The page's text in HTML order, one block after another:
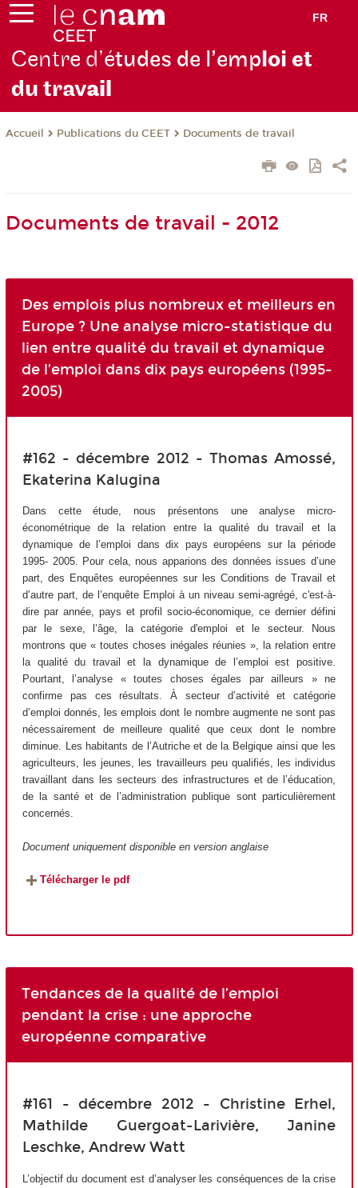
FR
Centre d’études de l’emploi et
du travail
Accueil Publications du CEET Documents de travail
Documents de travail - 2012
Des emplois plus nombreux et meilleurs en
Europe ? Une analyse micro-statistique du
lien entre qualité du travail et dynamique
de l’emploi dans dix pays européens (1995-
2005)
#162 - décembre 2012 - Thomas Amossé,
Ekaterina Kalugina
Dans cette étude, nous présentons une analyse micro-
économétrique de la relation entre la qualité du travail et la
dynamique de l’emploi dans dix pays européens sur la période
1995- 2005. Pour cela, nous apparions des données issues d’une
part, des Enquêtes européennes sur les Conditions de Travail et
d’autre part, de l’enquête Emploi à un niveau semi-agrégé, c'est-à-
dire par année, pays et profil socio-économique, ce dernier défini
par le sexe, l’âge, la catégorie d'emploi et le secteur. Nous
montrons que « toutes choses inégales réunies », la relation entre
la qualité du travail et la dynamique de l’emploi est positive.
Pourtant, l’analyse « toutes choses égales par ailleurs » ne
confirme pas ces résultats. À secteur d’activité et catégorie
d’emploi donnés, les emplois dont le nombre augmente ne sont pas
nécessairement de meilleure qualité que ceux dont le nombre
diminue. Les habitants de l’Autriche et de la Belgique ainsi que les
agriculteurs, les jeunes, les travailleurs peu qualifiés, les individus
travaillant dans les secteurs des infrastructures et de l’éducation,
de la santé et de l’administration publique sont particulièrement
concernés.
Document uniquement disponible en version anglaise
Télécharger le pdf
Tendances de la qualité de l’emploi
pendant la crise : une approche
européenne comparative
#161 - décembre 2012 - Christine Erhel,
Mathilde Guergoat-Larivière, Janine
Leschke, Andrew Watt
L’objectif du document est d’analyser les conséquences de la crise